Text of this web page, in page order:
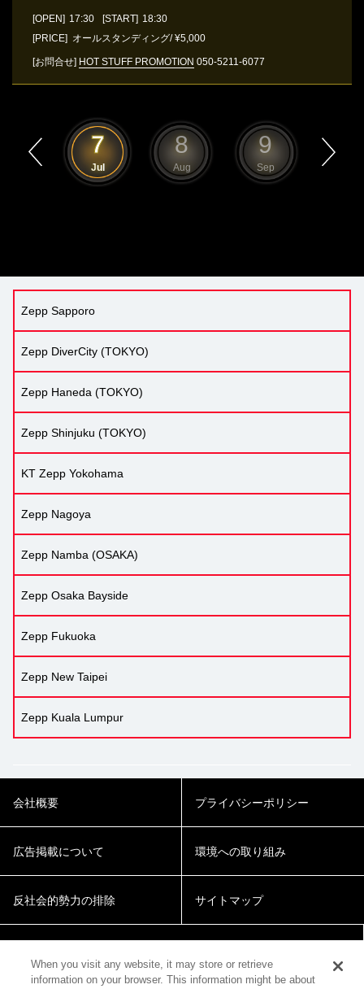
[OPEN] 17:30 [START] 18:30
[PRICE] オールスタンディング/ ¥5,000
[お問合せ] HOT STUFF PROMOTION 050-5211-6077
7
Jul
8
Aug
9
Sep
Zepp Sapporo
Zepp DiverCity (TOKYO)
Zepp Haneda (TOKYO)
Zepp Shinjuku (TOKYO)
KT Zepp Yokohama
Zepp Nagoya
Zepp Namba (OSAKA)
Zepp Osaka Bayside
Zepp Fukuoka
Zepp New Taipei
Zepp Kuala Lumpur
会社概要 プライバシーポリシー
広告掲載について 環境への取り組み
反社会的勢力の排除 サイトマップ
When you visit any website, it may store or retrieve
information on your browser. This information might be about